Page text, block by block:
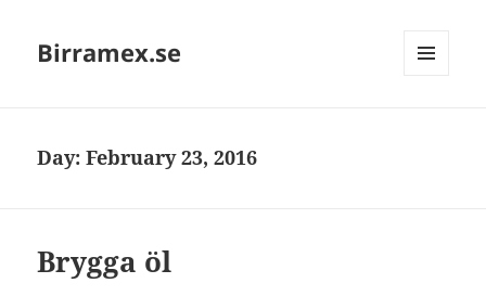
Birramex.se
Day:February 23, 2016
Brygga öl